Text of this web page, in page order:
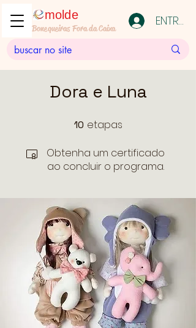
molde
Bonequeiras Fora da Caixa ENTRAR
Dora e Luna
10 etapas
Obtenha um certificado
ao concluir o programa.